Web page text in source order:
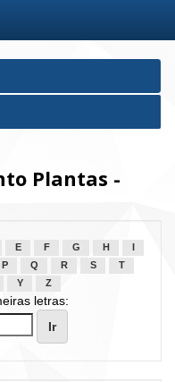
Plantas -
E F G H
P Q R S
T
Y Z
letras: